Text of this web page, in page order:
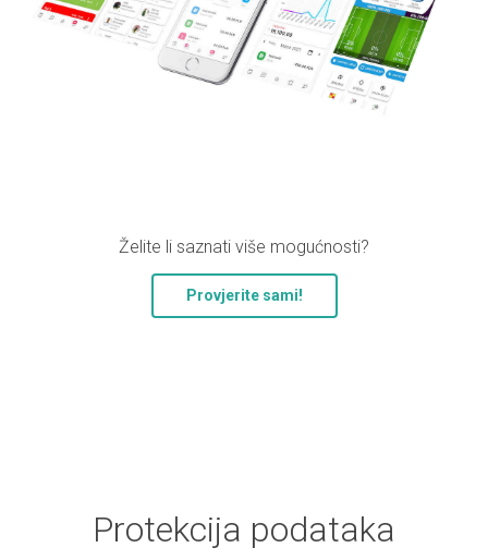
Želite li saznati više mogućnosti?
Provjerite sami!
Protekcija podataka